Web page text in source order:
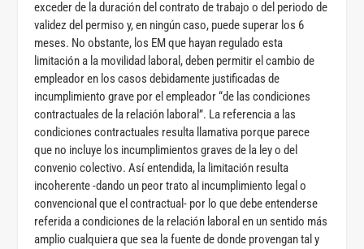
exceder de la duración del contrato de trabajo o del periodo de
validez del permiso y, en ningún caso, puede superar los 6
meses. No obstante, los EM que hayan regulado esta
limitación a la movilidad laboral, deben permitir el cambio de
empleador en los casos debidamente justificadas de
incumplimiento grave por el empleador “de las condiciones
contractuales de la relación laboral”. La referencia a las
condiciones contractuales resulta llamativa porque parece
que no incluye los incumplimientos graves de la ley o del
convenio colectivo. Así entendida, la limitación resulta
incoherente -dando un peor trato al incumplimiento legal o
convencional que el contractual- por lo que debe entenderse
referida a condiciones de la relación laboral en un sentido más
amplio cualquiera que sea la fuente de donde provengan tal y